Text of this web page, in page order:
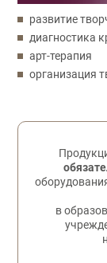
развитие
диагностика
арт-терапия
организация
Обратная
в